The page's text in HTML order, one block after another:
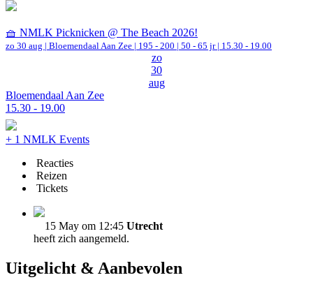
🧺 NMLK Picknicken @ The Beach 2026!
zo 30 aug | Bloemendaal Aan Zee | 195 - 200 | 50 - 65 jr | 15.30 - 19.00
zo
30
aug
Bloemendaal Aan Zee
15.30 - 19.00
+ 1 NMLK Events
Reacties
Reizen
Tickets
15 May om 12:45 Utrecht
heeft zich aangemeld.
Uitgelicht & Aanbevolen